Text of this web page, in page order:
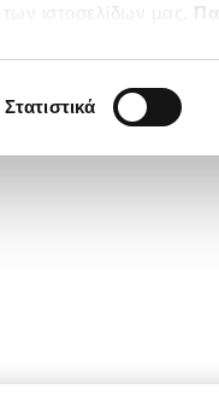
ιστοσελίδων μας.
Στατιστικά